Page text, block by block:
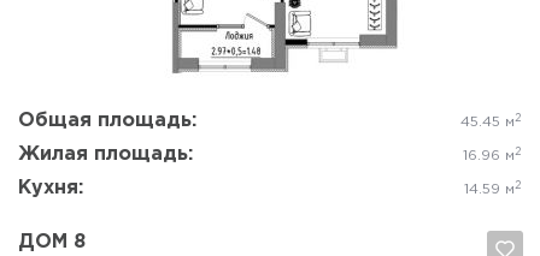
Общая площадь: 45.45 м 2
Жилая площадь: 16.96 м 2
Кухня: 14.59 м 2
ДОМ 8